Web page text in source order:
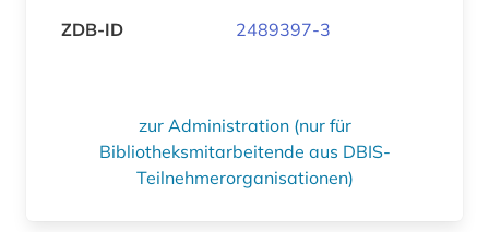
ZDB-ID 2489397-3
zur Administration (nur für
Bibliotheksmitarbeitende aus DBIS-
Teilnehmerorganisationen)